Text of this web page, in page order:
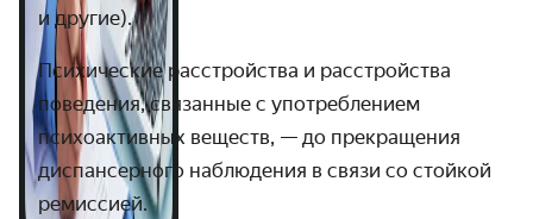
и другие).
Психические расстройства и расстройства
поведения, связанные с употреблением
психоактивных веществ, — до прекращения
диспансерного наблюдения в связи со стойкой
ремиссией.